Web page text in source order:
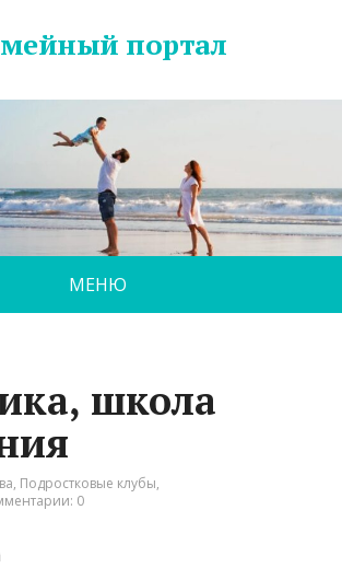
портал
МЕНЮ
школа
, Подростковые клубы,
0